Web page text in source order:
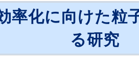
率化に向けた粒
る研究